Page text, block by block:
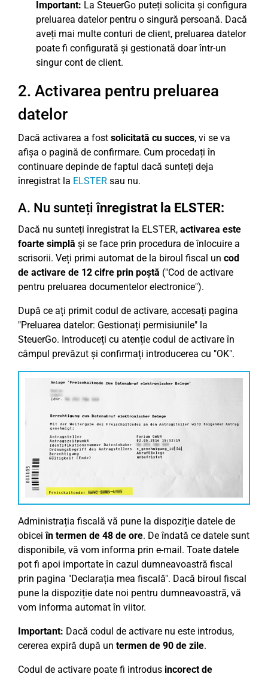
Important: La SteuerGo puteți solicita și configura
preluarea datelor pentru o singură persoană. Dacă
aveți mai multe conturi de client, preluarea datelor
poate fi configurată și gestionată doar într-un
singur cont de client.
2. Activarea pentru preluarea
datelor
Dacă activarea a fost solicitată cu succes, vi se va
afișa o pagină de confirmare. Cum procedați în
continuare depinde de faptul dacă sunteți deja
înregistrat la ELSTER sau nu.
A. Nu suntețiînregistrat la ELSTER:
Dacă nu sunteți înregistrat la ELSTER, activarea este
foarte simplă și se face prin procedura de înlocuire a
scrisorii. Veți primi automat de la biroul fiscal un cod
de activare de 12 cifre prin poștă ("Cod de activare
pentru preluarea documentelor electronice").
După ce ați primit codul de activare, accesați pagina
"Preluarea datelor: Gestionați permisiunile" la
SteuerGo. Introduceți cu atenție codul de activare în
câmpul prevăzut și confirmați introducerea cu "OK".
Administrația fiscală vă pune la dispoziție datele de
obiceiîn termen de 48 de ore. De îndată ce datele sunt
disponibile, vă vom informa prin e-mail. Toate datele
pot fi apoi importate în cazul dumneavoastră fiscal
prin pagina "Declarația mea fiscală". Dacă biroul fiscal
pune la dispoziție date noi pentru dumneavoastră, vă
vom informa automat în viitor.
Important: Dacă codul de activare nu este introdus,
cererea expiră după un termen de 90 de zile.
Codul de activare poate fi introdus incorect de